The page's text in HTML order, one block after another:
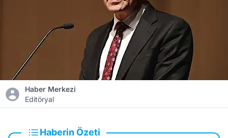
Haber Merkezi
Editöryal
Haberin Özeti